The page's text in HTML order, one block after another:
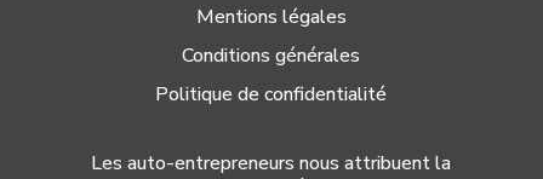
Mentions légales
Conditions générales
Politique de confidentialité
Les auto-entrepreneurs nous attribuent la